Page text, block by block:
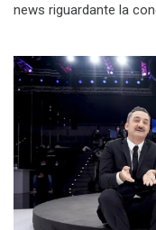
news riguardante la